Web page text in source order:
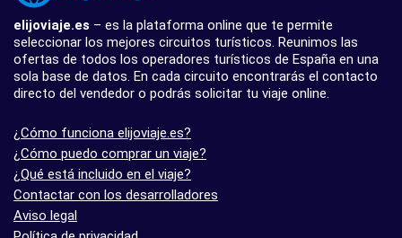
elijoviaje.es – es la plataforma online que te permite
seleccionar los mejores circuitos turísticos. Reunimos las
ofertas de todos los operadores turísticos de España en una
sola base de datos. En cada circuito encontrarás el contacto
directo del vendedor o podrás solicitar tu viaje online.
¿Cómo funciona elijoviaje.es?
¿Cómo puedo comprar un viaje?
¿Qué está incluido en el viaje?
Contactar con los desarrolladores
Aviso legal